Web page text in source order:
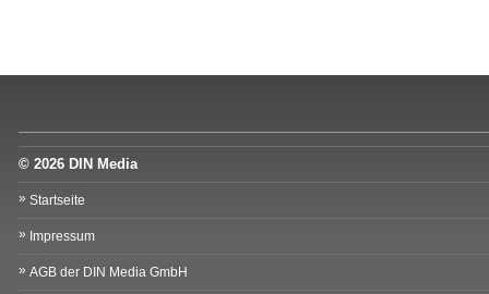
© 2026 DIN Media
Startseite
Impressum
AGB der DIN Media GmbH